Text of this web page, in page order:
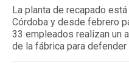
La planta de recapado
Córdoba y desde febrero
33 empleados realizan un
de la fábrica para defender